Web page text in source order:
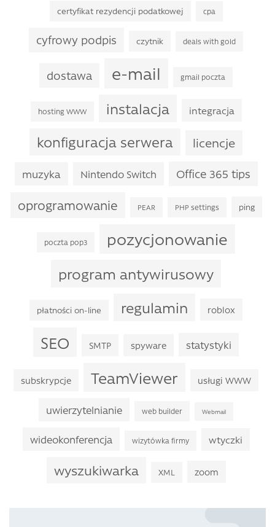
certyfikat rezydencji podatkowej cpa
cyfrowy podpis czytnik deals with gold
dostawa e-mail gmail poczta
hosting WWW instalacja integracja
konfiguracja serwera licencje
muzyka Nintendo Switch Office 365 tips
oprogramowanie PEAR PHP settings ping
poczta pop3 pozycjonowanie
program antywirusowy
płatności on-line regulamin roblox
SEO SMTP spyware statystyki
subskrypcje TeamViewer usługi WWW
uwierzytelnianie web builder Webmail
wideokonferencja wizytówka firmy wtyczki
wyszukiwarka XML zoom